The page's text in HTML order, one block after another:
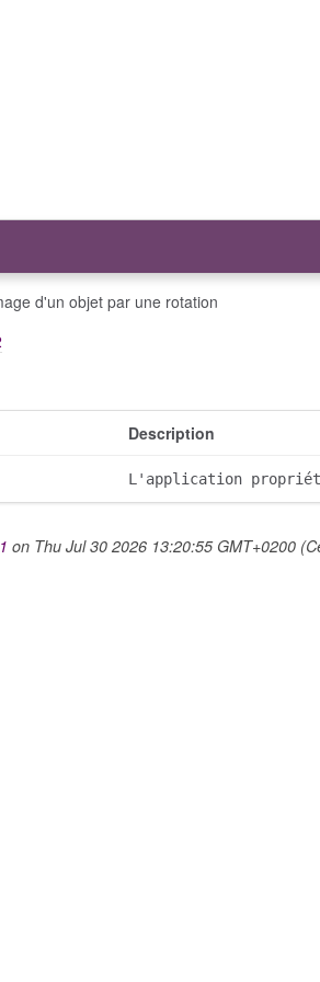
d'un objet par une rotation
Description
L'application
on Thu Jul 30 2026 13:20:55 GMT+0200